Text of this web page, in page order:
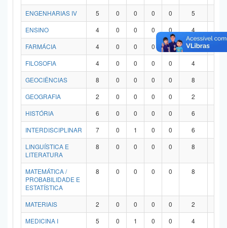
ENGENHARIAS IV
5 0 0 0 0 5
ENSINO
4 0 0 0 0 4
FARMÁCIA
4 0 0 0 0 4
FILOSOFIA
4 0 0 0 0 4
GEOCIÊNCIAS
8 0 0 0 0 8
GEOGRAFIA
2 0 0 0 0 2
HISTÓRIA
6 0 0 0 0 6
INTERDISCIPLINAR
7 0 1 0 0 6
LINGUÍSTICA E
LITERATURA
8 0 0 0 0 8
MATEMÁTICA /
PROBABILIDADE E
ESTATÍSTICA
8 0 0 0 0 8
MATERIAIS 2 0 0 0 0 2
MEDICINA I
5 0 1 0 0 4